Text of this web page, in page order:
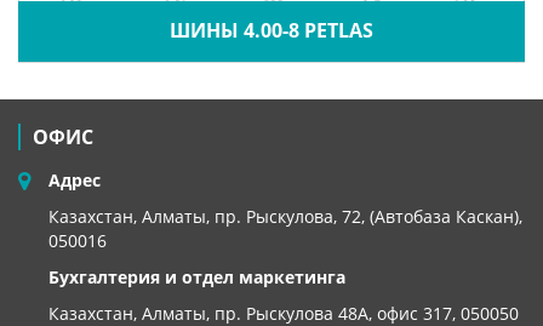
ШИНЫ 4.00-8 PETLAS
ОФИС
Адрес
Казахстан, Алматы, пр. Рыскулова, 72, (Автобаза Каскан),
050016
Бухгалтерия и отдел маркетинга
Казахстан, Алматы, пр. Рыскулова 48А, офис 317, 050050